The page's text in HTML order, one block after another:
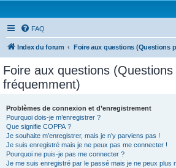
FAQ
Index du forum Foire aux questions (Questions
Foire aux questions
fréquemment)
Problèmes de connexion et d’enregistrement
Pourquoi dois-je m’enregistrer ?
Que signifie COPPA ?
Je souhaite m’enregistrer, mais je n’y parviens pas !
Je suis enregistré mais je ne peux pas me connecter !
Pourquoi ne puis-je pas me connecter ?
Je me suis enregistré par le passé mais je ne peux plus